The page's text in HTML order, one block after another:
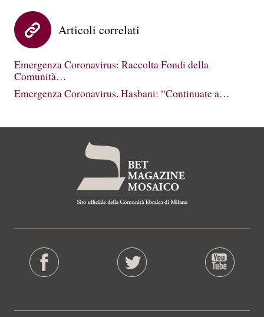
Articoli correlati
Emergenza Coronavirus: Raccolta Fondi della
Comunità…
Emergenza Coronavirus. Hasbani: “Continuate a…